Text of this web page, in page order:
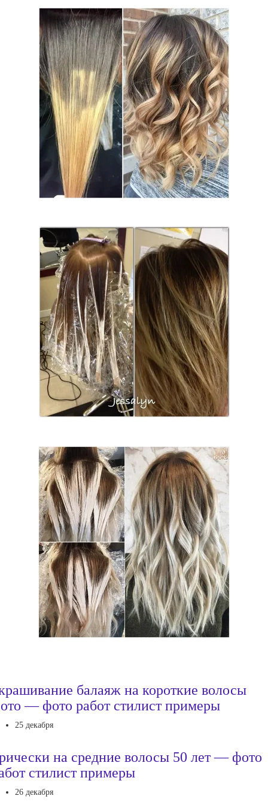
балаяж на короткие волосы
— фото работ стилист примеры
25 декабря
на средние волосы 50 лет — фото
стилист примеры
26 декабря